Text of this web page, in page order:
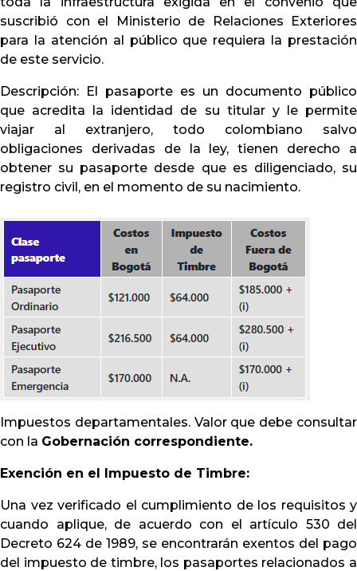
suscribió con el Ministerio de Relaciones Exteriores
para la atención al público que requiera la prestación
de este servicio.
Descripción: El pasaporte es un documento público
que acredita la identidad de su titular y le permite
viajar al extranjero, todo colombiano salvo
obligaciones derivadas de la ley, tienen derecho a
obtener su pasaporte desde que es diligenciado, su
registro civil, en el momento de su nacimiento.
Impuestos departamentales. Valor que debe consultar
con la Gobernación correspondiente.
Exención en el Impuesto de Timbre:
Una vez verificado el cumplimiento de los requisitos y
cuando aplique, de acuerdo con el artículo 530 del
Decreto 624 de 1989, se encontrarán exentos del pago
del impuesto de timbre, los pasaportes relacionados a